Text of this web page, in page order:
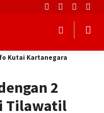
Kutai Kartanegara
2
Tilawatil